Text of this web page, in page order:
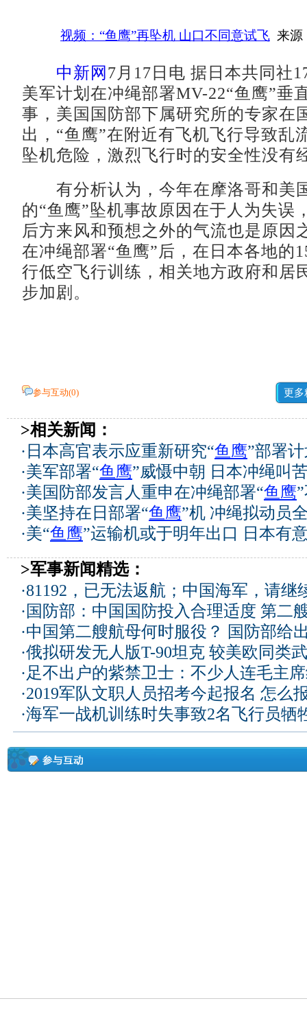
视频：“鱼鹰”再坠机 山口不同意试飞来源
中新网 7月17日电 据日本共同社
美军计划在冲绳部署MV-22“鱼鹰”垂
事，美国国防部下属研究所的专家在
出，“鱼鹰”在附近有飞机飞行导致乱
坠机危险，激烈飞行时的安全性没有
有分析认为，今年在摩洛哥和美
的“鱼鹰”坠机事故原因在于人为失误
后方来风和预想之外的气流也是原因
在冲绳部署“鱼鹰”后，在日本各地的
行低空飞行训练，相关地方政府和居
步加剧。
参与互动(0) 更多
>相关新闻：
· 日本高官表示应重新研究“鱼鹰”部署
·美军部署“鱼鹰”威慑中朝 日本冲绳叫
·美国防部发言人重申在冲绳部署“鱼鹰
·美坚持在日部署“鱼鹰”机 冲绳拟动员
·美“鱼鹰”运输机或于明年出口 日本有
>军事新闻精选：
·81192，已无法返航；中国海军，请继
· 国防部：中国国防投入合理适度 第二
·中国第二艘航母何时服役？ 国防部给
·俄拟研发无人版T-90坦克 较美欧同类
·足不出户的紫禁卫士：不少人连毛主
·2019军队文职人员招考今起报名 怎么
·海军一战机训练时失事致2名飞行员牺